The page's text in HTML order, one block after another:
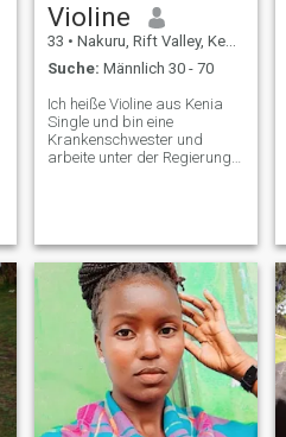
Violine
33 • Nakuru, Rift Valley, Kenia
Suche: Männlich 30 - 70
Ich heiße Violine aus Kenia
Single und bin eine
Krankenschwester und
arbeite unter der Regierung
Wenn du wirklich bereit bist,
einen Mann zu suchen, der
mich lieben wird, dann liebe
ich ihn auch, heirate ihn und
wir beginnen ein
gemeinsames Leben ❤️❤️❤️